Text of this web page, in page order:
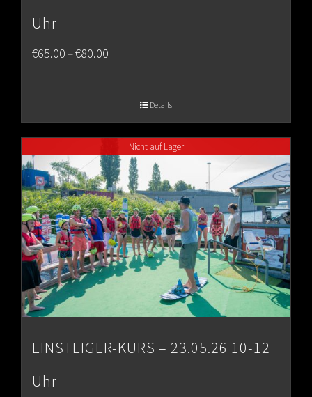
Uhr
€65.00–€80.00
€80.00
Details
Nicht auf Lager
EINSTEIGER-KURS – 23.05.26 10-12
Uhr